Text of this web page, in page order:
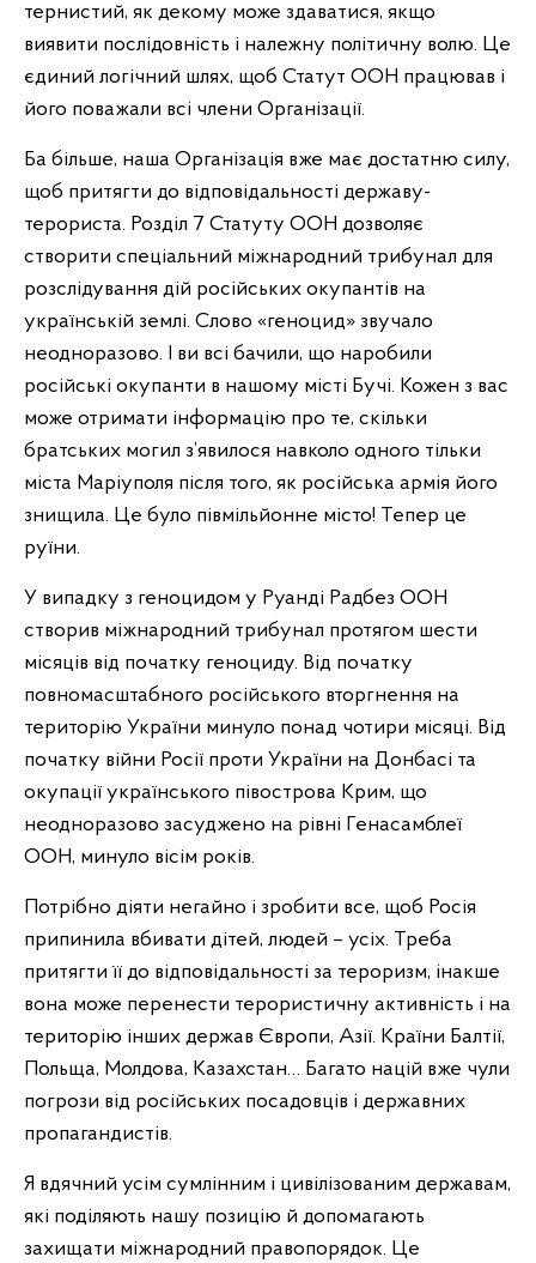
тернистий, як декому може здаватися, якщо
виявити послідовність і належну політичну волю. Це
єдиний логічний шлях, щоб Статут ООН працював і
його поважали всі члени Організації.
Ба більше, наша Організація вже має достатню силу,
щоб притягти до відповідальності державу-
терориста. Розділ 7 Статуту ООН дозволяє
створити спеціальний міжнародний трибунал для
розслідування дій російських окупантів на
українській землі. Слово «геноцид» звучало
неодноразово. І ви всі бачили, що наробили
російські окупанти в нашому місті Бучі. Кожен з вас
може отримати інформацію про те, скільки
братських могил з’явилося навколо одного тільки
міста Маріуполя після того, як російська армія його
знищила. Це було півмільйонне місто! Тепер це
руїни.
У випадку з геноцидом у Руанді Радбез ООН
створив міжнародний трибунал протягом шести
місяців від початку геноциду. Від початку
повномасштабного російського вторгнення на
територію України минуло понад чотири місяці. Від
початку війни Росії проти України на Донбасі та
окупації українського півострова Крим, що
неодноразово засуджено на рівні Генасамблеї
ООН, минуло вісім років.
Потрібно діяти негайно і зробити все, щоб Росія
припинила вбивати дітей, людей – усіх. Треба
притягти її до відповідальності за тероризм, інакше
вона може перенести терористичну активність і на
територію інших держав Європи, Азії. Країни Балтії,
Польща, Молдова, Казахстан… Багато націй вже чули
погрози від російських посадовців і державних
пропагандистів.
Я вдячний усім сумлінним і цивілізованим державам,
які поділяють нашу позицію й допомагають
захищати міжнародний правопорядок. Це